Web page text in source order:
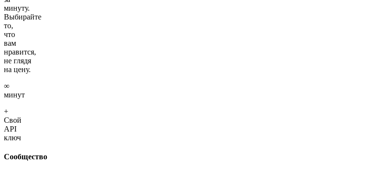
минуту.
Выбирайте
то,
что
вам
нравится,
не глядя
на цену.
∞
минут
+
Свой
API
ключ
Сообщество